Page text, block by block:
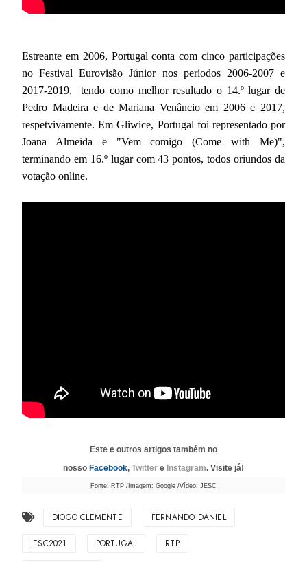
Estreante em 2006, Portugal conta com cinco participações
no Festival Eurovisão Júnior nos períodos 2006-2007 e
2017-2019, tendo como melhor resultado o 14.º lugar de
Pedro Madeira e de Mariana Venâncio em 2006 e 2017,
respetvivamente. Em Gliwice, Portugal foi representado por
Joana Almeida e "Vem comigo (Come with Me)",
terminando em 16.º lugar com 43 pontos, todos oriundos da
votação online.
Este e outros artigos também no
nosso Facebook, Twitter e Instagram. Visite já!
Fonte: RTP /Imagem: Google /Vídeo: JESC
DIOGO CLEMENTE FERNANDO DANIEL
JESC2021 PORTUGAL RTP